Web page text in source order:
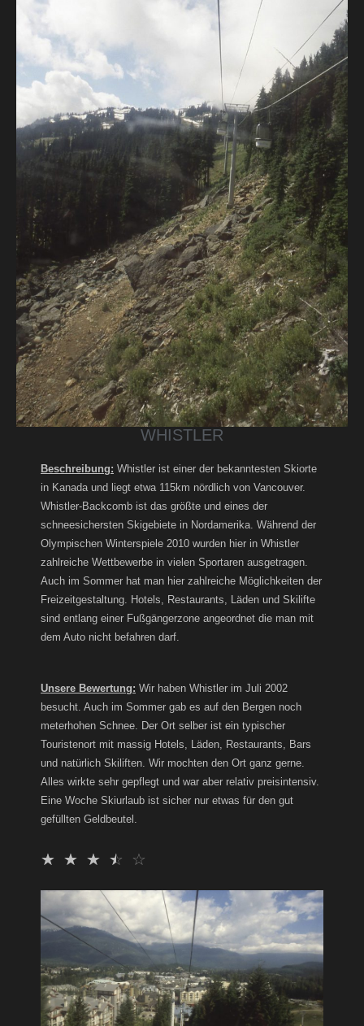
WHISTLER
Beschreibung: Whistler ist einer der bekanntesten Skiorte
in Kanada und liegt etwa 115km nördlich von Vancouver.
Whistler-Backcomb ist das größte und eines der
schneesichersten Skigebiete in Nordamerika. Während der
Olympischen Winterspiele 2010 wurden hier in Whistler
zahlreiche Wettbewerbe in vielen Sportaren ausgetragen.
Auch im Sommer hat man hier zahlreiche Möglichkeiten der
Freizeitgestaltung. Hotels, Restaurants, Läden und Skilifte
sind entlang einer Fußgängerzone angeordnet die man mit
dem Auto nicht befahren darf.
Unsere Bewertung: Wir haben Whistler im Juli 2002
besucht. Auch im Sommer gab es auf den Bergen noch
meterhohen Schnee. Der Ort selber ist ein typischer
Touristenort mit massig Hotels, Läden, Restaurants, Bars
und natürlich Skiliften. Wir mochten den Ort ganz gerne.
Alles wirkte sehr gepflegt und war aber relativ preisintensiv.
Eine Woche Skiurlaub ist sicher nur etwas für den gut
gefüllten Geldbeutel.
☆ ☆ ☆ ☆ ☆